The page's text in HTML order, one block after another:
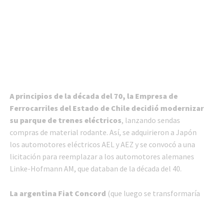
A principios de la década del 70, la Empresa de
Ferrocarriles del Estado de Chile decidió modernizar
su parque de trenes eléctricos, lanzando sendas
compras de material rodante. Así, se adquirieron a Japón
los automotores eléctricos AEL y AEZ y se convocó a una
licitación para reemplazar a los automotores alemanes
Linke-Hofmann AM, que databan de la década del 40.
La argentina Fiat Concord (que luego se transformaría